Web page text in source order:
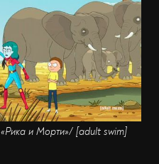
«Рика и Морти»/ [adult swim]